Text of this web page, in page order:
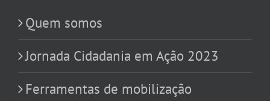
Quem somos
Jornada Cidadania em Ação 2023
Ferramentas de mobilização